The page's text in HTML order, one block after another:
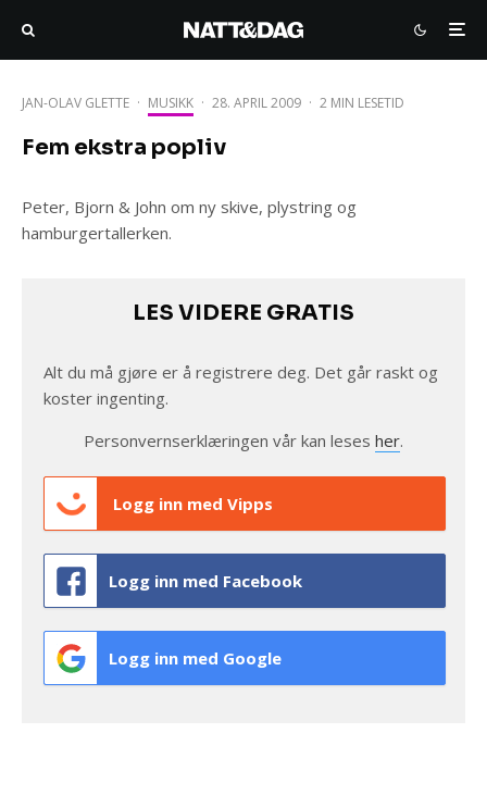
JAN-OLAV GLETTE · MUSIKK · 28. APRIL 2009 · 2 MIN LESETID
Fem ekstra popliv
Peter, Bjorn & John om ny skive, plystring og
hamburgertallerken.
LES VIDERE GRATIS
Alt du må gjøre er å registrere deg. Det går raskt og
koster ingenting.
Personvernserklæringen vår kan leses her.
Logg inn med Vipps
Logg inn med Facebook
Logg inn med Google